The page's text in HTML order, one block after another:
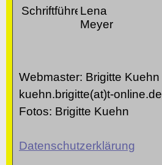
SchriftführerinLena
Meyer
Webmaster: Brigitte Kuehn
kuehn.brigitte(at)t-online.de
Fotos: Brigitte Kuehn
Datenschutzerklärung